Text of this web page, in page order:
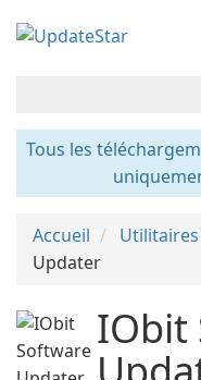
Tous les
Accueil
Updater
IObit